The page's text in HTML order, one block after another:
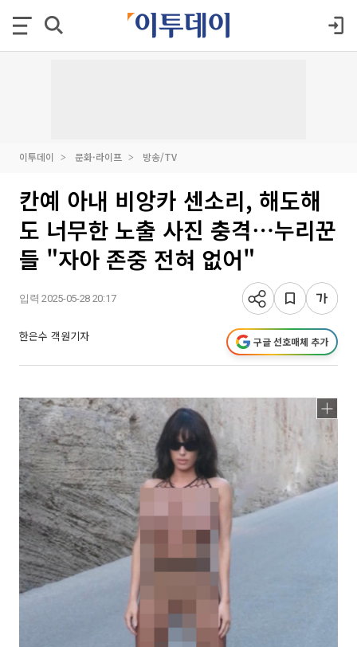
이투데이 문화·라이프 방송/TV
칸예 아내 비앙카 센소리, 해도해
도 너무한 노출 사진 충격⋯누리꾼
들 "자아 존중 전혀 없어"
입력 2025-05-28 20:17
한은수 객원기자 구글 선호매체 추가